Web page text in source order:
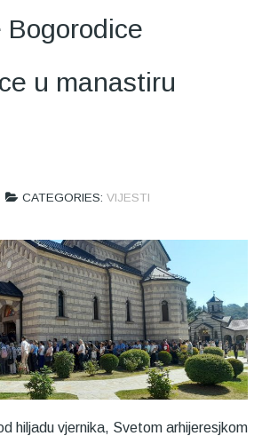
Bogorodice
u manastiru
CATEGORIES: VIJESTI
hiljadu vjernika, Svetom arhijeresjkom